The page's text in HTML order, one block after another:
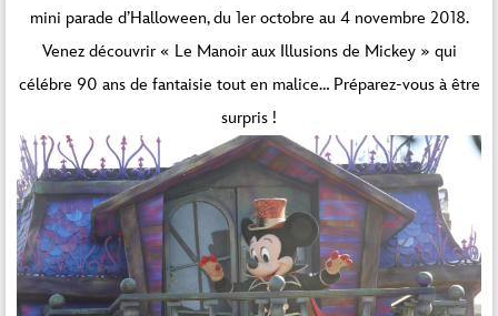
mini parade d’Halloween, du 1er octobre au 4 novembre 2018.
Venez découvrir « Le Manoir aux Illusions de Mickey » qui
célébre 90 ans de fantaisie tout en malice… Préparez-vous à être
surpris !